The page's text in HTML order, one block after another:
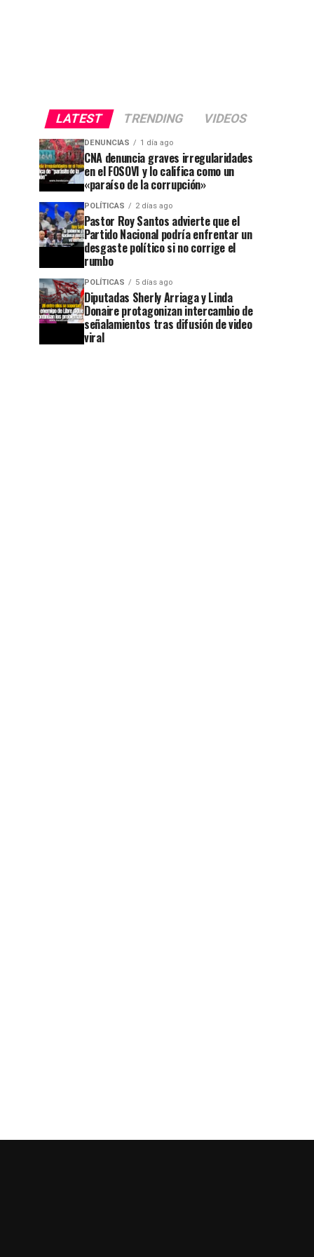
LATEST TRENDING VIDEOS
DENUNCIAS 1 día ago
CNA denuncia graves irregularidades
en el FOSOVI y lo califica como un
«paraíso de la corrupción»
POLÍTICAS 2 días ago
Pastor Roy Santos advierte que el
Partido Nacional podría enfrentar un
desgaste político si no corrige el
rumbo
POLÍTICAS 5 días ago
Diputadas Sherly Arriaga y Linda
Donaire protagonizan intercambio de
señalamientos tras difusión de video
viral